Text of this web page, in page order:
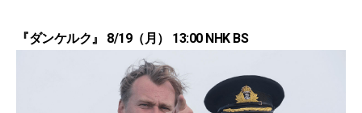
『ダンケルク』 8/19（月） 13:00 NHK BS